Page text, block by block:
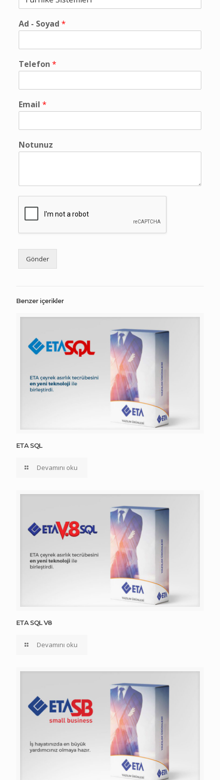
Ad - Soyad *
Telefon *
Email *
Notunuz
Gönder
Benzer içerikler
ETA SQL
Devamını oku
ETA SQL V8
Devamını oku